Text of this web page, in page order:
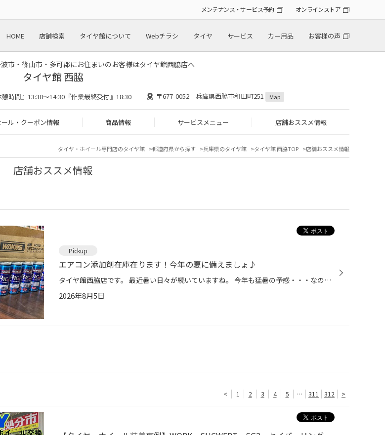
メンテナンス・サービス予約 オンラインストア
HOME 店舗検索 タイヤ館について Webチラシ タイヤ サービス カー用品 お客様の声
市・篠山市・多可郡にお住まいのお客様はタイヤ館西脇店へ
タイヤ館 西脇
時間』13:30～14:30『作業最終受付』18:30 〒677-0052 兵庫県西脇市和田町251 Map
ール・クーポン情報 商品情報 サービスメニュー 店舗おススメ情報
タイヤ・ホイール専門店のタイヤ館 都道府県から探す 兵庫県のタイヤ館 タイヤ館 西脇TOP 店舗おススメ情報
店舗おススメ情報
Pickup
エアコン添加剤在庫在ります！今年の夏に備えましょ♪
タイヤ館西脇店です。 最近暑い日々が続いていますね。 今年も猛暑の予感・・・なので！ エアコン添加剤！在庫あります！ 『WAKO'S パワーエアコン PAC1234』 こちらの商品は これまでのエアコンシステムに使用していた特定フロンや代替フロンは、 地球温暖化や環境問題から排出や使用が制限されて...
2026年8月5日
< 1 2 3 4 5 … 311 312 >